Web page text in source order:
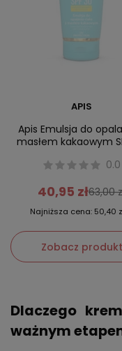
APIS
Apis Emulsja do
masłem kakaowym
0.0
40,95 zł63,00
Najniższa cena: 50,40
Zobacz produkt
Dlaczego
ważnym